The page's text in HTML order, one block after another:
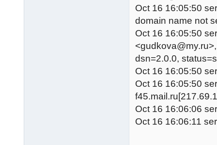
Oct 16 16:05:50
domain name not
Oct 16 16:05:50
<gudkova@my.ru
dsn=2.0.0,
Oct 16 16:05:50
Oct 16 16:05:50
Oct 16 16:06:06
Oct 16 16:06:11